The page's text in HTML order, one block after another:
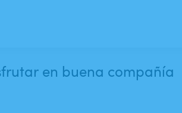
en buena compañía